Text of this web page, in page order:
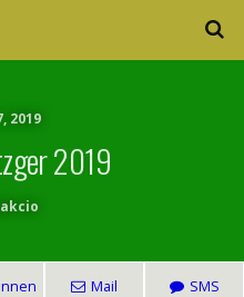
2019
2019
Mail SMS